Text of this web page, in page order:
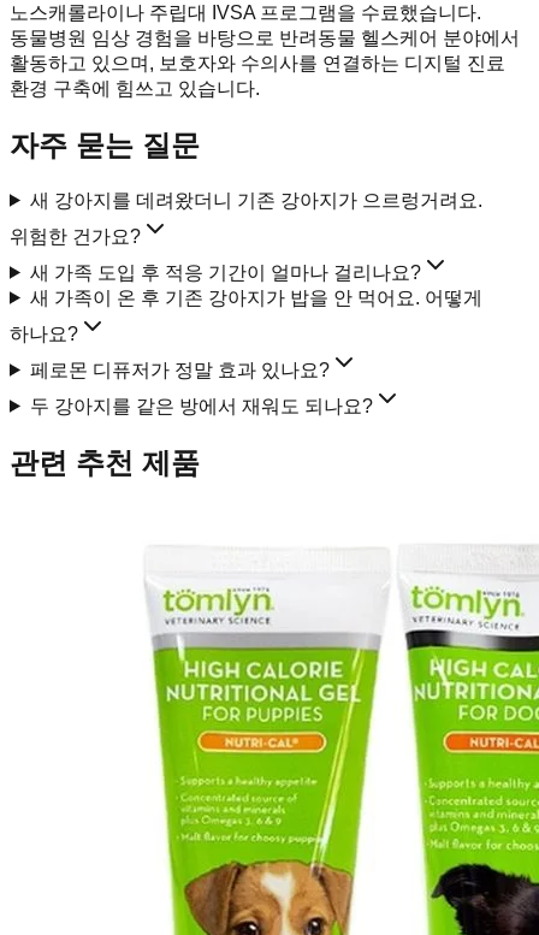
노스캐롤라이나 주립대 IVSA 프로그램을 수료했습니다.
동물병원 임상 경험을 바탕으로 반려동물 헬스케어 분야에서
활동하고 있으며, 보호자와 수의사를 연결하는 디지털 진료
환경 구축에 힘쓰고 있습니다.
자주 묻는 질문
새 강아지를 데려왔더니 기존 강아지가 으르렁거려요.
위험한 건가요?
새 가족 도입 후 적응 기간이 얼마나 걸리나요?
새 가족이 온 후 기존 강아지가 밥을 안 먹어요. 어떻게
하나요?
페로몬 디퓨저가 정말 효과 있나요?
두 강아지를 같은 방에서 재워도 되나요?
관련 추천 제품